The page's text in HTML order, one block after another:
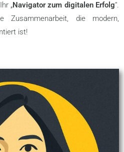
„Navigator zum digitalen Erfolg“.
die modern,
ist!